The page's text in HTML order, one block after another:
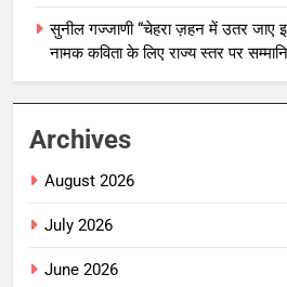
सुनील गज्जाणी “चेहरा ज़हन में उतर जाए
नामक कविता के लिए राज्य स्तर पर
Archives
August 2026
July 2026
June 2026